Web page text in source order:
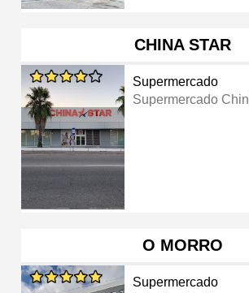
CHINA STAR
Supermercado
Supermercado
O MORRO
Supermercado